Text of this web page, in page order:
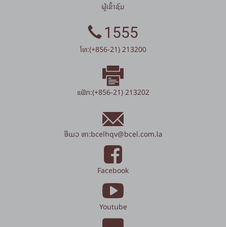
ຜູ້ເຂົ້າຊົມ
1555
ໂທ:(+856-21) 213200
ແຟັກ:(+856-21) 213202
ອີເມວ ຫາ:bcelhqv@bcel.com.la
Facebook
Youtube